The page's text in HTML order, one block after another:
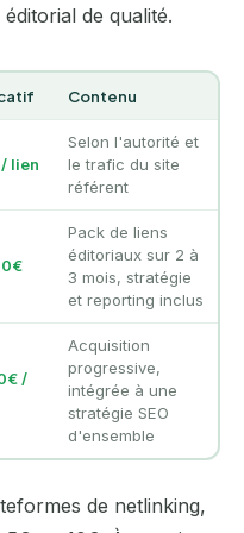
de qualité.
Contenu
lien
Selon l'autorité et
le trafic du site
référent
Pack de liens
éditoriaux sur 2 à
3 mois, stratégie
et reporting inclus
/
Acquisition
progressive,
intégrée à une
stratégie SEO
d'ensemble
de netlinking,